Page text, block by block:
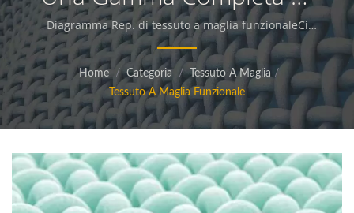
Materiali Tessili Funzionali
Personalizzati | Tessuto
Lavorato A Maglia -
Produttore Di Tessuti
Funzionali | HL
Diagramma Rep. di tessuto a maglia funzionaleCi
dedichiamo alla produzione di tessuti funzionali e
sostenibili e materiali compositi.
Home / Categoria / Tessuto A Maglia /
Tessuto A Maglia Funzionale